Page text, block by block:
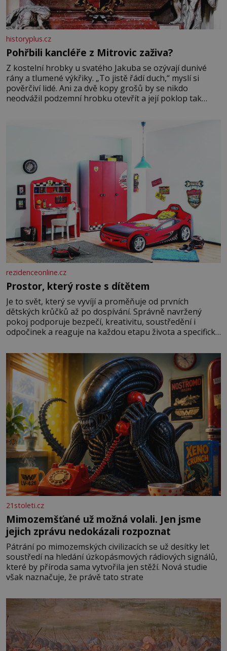
historyplus.cz
Pohřbili kancléře z Mitrovic zaživa?
Z kostelní hrobky u svatého Jakuba se ozývají dunivé
rány a tlumené výkřiky. „To jistě řádí duch,“ myslí si
pověrčiví lidé. Ani za dvě kopy grošů by se nikdo
neodvážil podzemní hrobku otevřít a její poklop tak
rezidenceonline.cz
Prostor, který roste s dítětem
Je to svět, který se vyvíjí a proměňuje od prvních
dětských krůčků až po dospívání. Správně navržený
pokoj podporuje bezpečí, kreativitu, soustředění i
odpočinek a reaguje na každou etapu života a specifické
měkkost a bezpečí, proto by pokoj miminka měl působit
především klidně a útulně. Předškolní věk je
21stoleti.cz
Mimozemšťané už možná volali. Jen jsme
jejich zprávu nedokázali rozpoznat
Pátrání po mimozemských civilizacích se už desítky let
soustředí na hledání úzkopásmových rádiových signálů,
které by příroda sama vytvořila jen stěží. Nová studie
však naznačuje, že právě tato strate